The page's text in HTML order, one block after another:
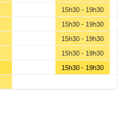
15h30 - 19h30
15h30 - 19h30
15h30 - 19h30
15h30 - 19h30
15h30 - 19h30